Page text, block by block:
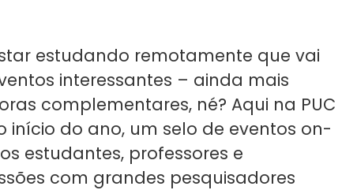
estudando remotamente que vai
interessantes – ainda mais
complementares, né? Aqui na PUC
início do ano, um selo de eventos on-
estudantes, professores e
com grandes pesquisadores